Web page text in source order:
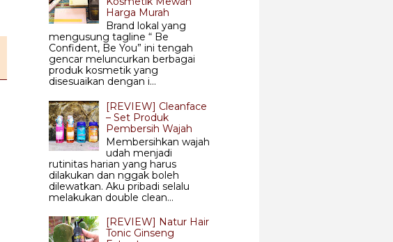
Harga Murah
Brand lokal yang
mengusung tagline “ Be
Confident, Be You” ini tengah
gencar meluncurkan berbagai
produk kosmetik yang
disesuaikan dengan i...
[REVIEW] Cleanface
– Set Produk
Pembersih Wajah
Membersihkan wajah
udah menjadi
rutinitas harian yang harus
dilakukan dan nggak boleh
dilewatkan. Aku pribadi selalu
melakukan double clean...
[REVIEW] Natur Hair
Tonic Ginseng